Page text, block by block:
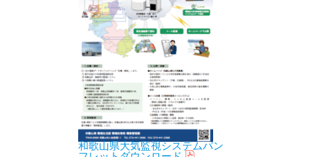
和歌山県大気監視システムパン